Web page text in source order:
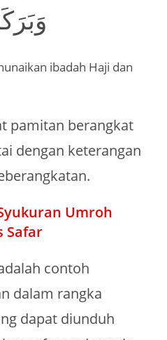
ibadah Haji dan
pamitan berangkat
dengan keterangan
Umroh
Safar
contoh
dalam rangka
dapat diunduh